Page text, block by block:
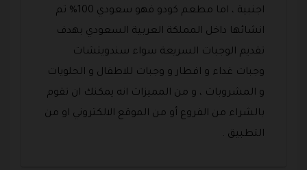
اجنبية ، اما مطعم كودو فهو سعودي 100% تم
انشائها داخل المملكة العربية السعودي بهدف
تقديم الوجبات السريعة سواء سندويتشات
وجبات غداء و افطار و وجبات للاطفال و الحلويات
و المشروبات ، و من المميزات انه يمكنك ان تقوم
بالشراء من الفروع أو من الموقع الالكتروني او من
التطبيق .